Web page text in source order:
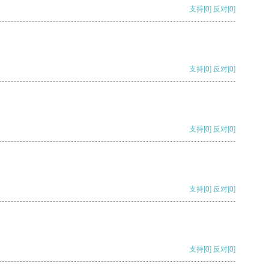
支持[0] 反对[0]
支持[0] 反对[0]
支持[0] 反对[0]
支持[0] 反对[0]
支持[0] 反对[0]